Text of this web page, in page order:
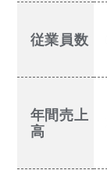
従業員数
年間売上
高